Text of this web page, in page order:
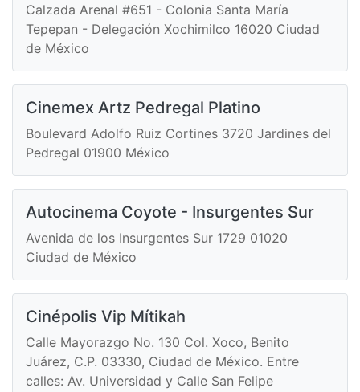
Calzada Arenal #651 - Colonia Santa María
Tepepan - Delegación Xochimilco 16020 Ciudad
de México
Cinemex Artz Pedregal Platino
Boulevard Adolfo Ruiz Cortines 3720 Jardines del
Pedregal 01900 México
Autocinema Coyote - Insurgentes Sur
Avenida de los Insurgentes Sur 1729 01020
Ciudad de México
Cinépolis Vip Mítikah
Calle Mayorazgo No. 130 Col. Xoco, Benito
Juárez, C.P. 03330, Ciudad de México. Entre
calles: Av. Universidad y Calle San Felipe